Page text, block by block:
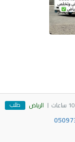
الرياض طلب